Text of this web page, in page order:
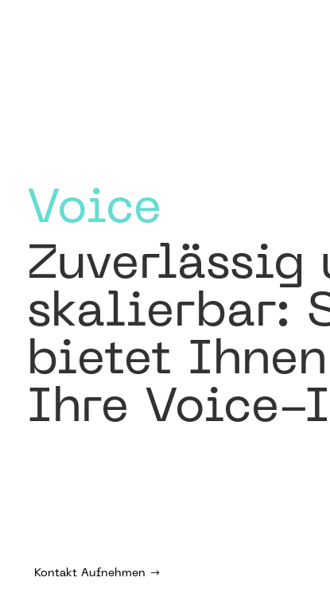
Voice
skalierbar:
bietet
Ihre Voice-
Kontakt Aufnehmen